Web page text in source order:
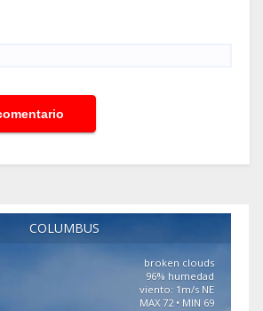
COLUMBUS
broken clouds
96% humedad
viento: 1m/s NE
MAX 72 • MIN 69